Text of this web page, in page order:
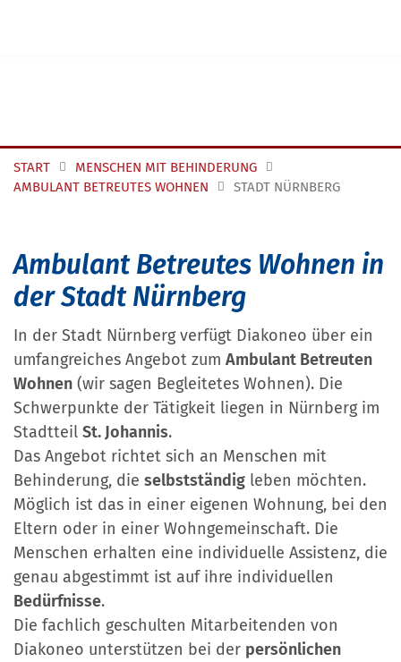
START
MENSCHEN MIT BEHINDERUNG
AMBULANT BETREUTES WOHNEN
STADT NÜRNBERG
Ambulant Betreutes Wohnen in
der Stadt Nürnberg
In der Stadt Nürnberg verfügt Diakoneo über ein
umfangreiches Angebot zum Ambulant Betreuten
Wohnen (wir sagen Begleitetes Wohnen). Die
Schwerpunkte der Tätigkeit liegen in Nürnberg im
Stadtteil St. Johannis.
Das Angebot richtet sich an Menschen mit
Behinderung, die selbstständig leben möchten.
Möglich ist das in einer eigenen Wohnung, bei den
Eltern oder in einer Wohngemeinschaft. Die
Menschen erhalten eine individuelle Assistenz, die
genau abgestimmt ist auf ihre individuellen
Bedürfnisse.
Die fachlich geschulten Mitarbeitenden von
Diakoneo unterstützen bei der persönlichen